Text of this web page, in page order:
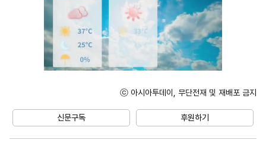
ⓒ 아시아투데이, 무단전재 및 재배포 금지
신문구독 후원하기